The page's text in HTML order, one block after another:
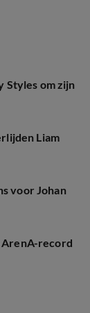
Styles om zijn
Liam
voor Johan
ArenA-record